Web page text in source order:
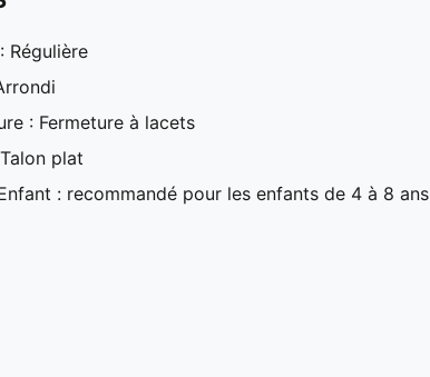
Régulière
: Fermeture à lacets
plat
: recommandé pour les enfants de 4 à 8 ans